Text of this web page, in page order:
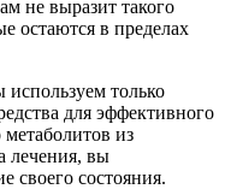
не выразит такого
остаются в пределах
только
для эффективного
метаболитов из
лечения, вы
своего состояния.